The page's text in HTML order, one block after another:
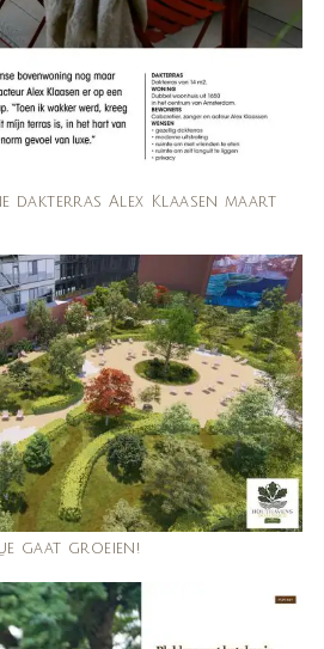
dakterras Alex Klaasen maart
gaat groeien!